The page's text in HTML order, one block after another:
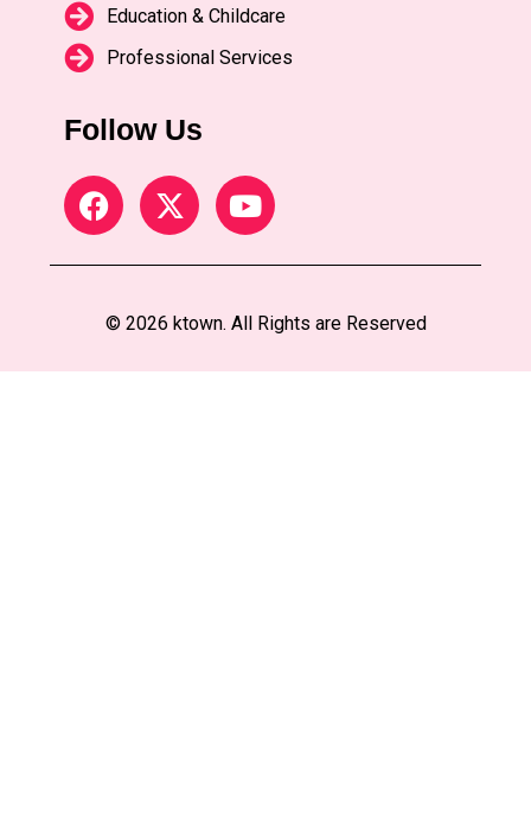
Education & Childcare
Professional Services
Follow Us
© 2026 ktown. All Rights are Reserved